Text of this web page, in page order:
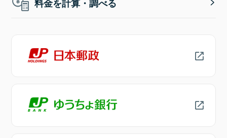
料金を計算・調べる